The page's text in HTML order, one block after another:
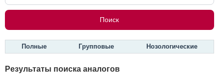
Полные Групповые Нозологические
Результаты поиска аналогов